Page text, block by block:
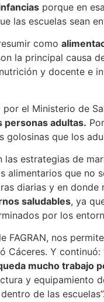
porque en
las escuelas sean
como
la principal causa
y docente e
el Ministerio de
personas adultas.
que los
estrategias de
alimentarios que
diarias y en
saludables, ya
por los
FAGRAN, nos
Y
mucho trabajo
y equipamiento
de las escuelas”.